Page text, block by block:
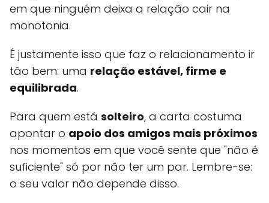
em que ninguém deixa a relação cair na
monotonia.
É justamente isso que faz o relacionamento ir
tão bem: uma relação estável, firme e
equilibrada.
Para quem está solteiro, a carta costuma
apontar o apoio dos amigos mais próximos
nos momentos em que você sente que "não é
suficiente" só por não ter um par. Lembre-se:
o seu valor não depende disso.